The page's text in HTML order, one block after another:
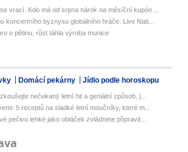
vrací. Kdo má od srpna nárok na měsíční kupón ...
koncertního byznysu globálního hráče. Live Nati...
o pětinu, růst táhla výroba munice
Domácí pekárny Jídlo podle horoskopu
nečekaný letní hit a geniální způsob, j...
5 receptů na sladké letní moučníky, které m...
pečivo lehké jako obláček zvládnete připravit...